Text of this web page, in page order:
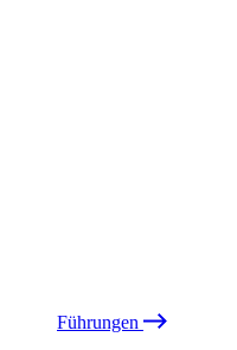
Führungen